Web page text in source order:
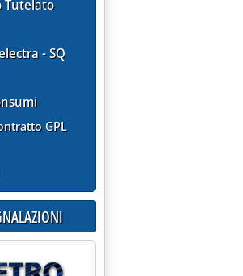
Tutelato
- SQ
GPL